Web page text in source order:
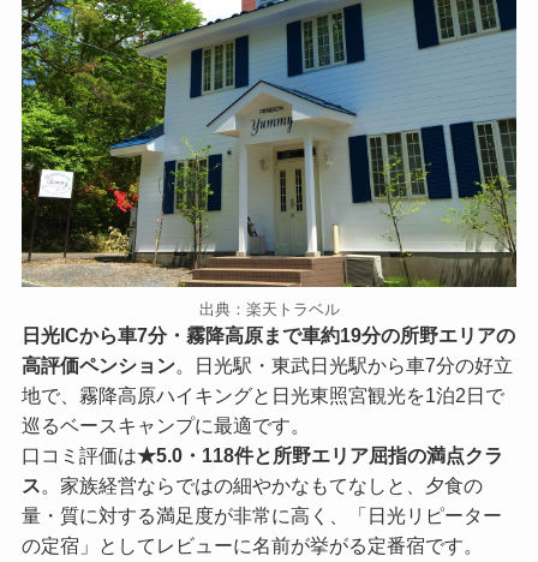
出典：楽天トラベル
日光ICから車7分・霧降高原まで車約19分の所野エリアの
高評価ペンション。日光駅・東武日光駅から車7分の好立
地で、霧降高原ハイキングと日光東照宮観光を1泊2日で
巡るベースキャンプに最適です。
口コミ評価は★5.0・118件と所野エリア屈指の満点クラ
ス
。家族経営ならではの細やかなもてなしと、夕食の
量・質に対する満足度が非常に高く、「日光リピーター
の定宿」としてレビューに名前が挙がる定番宿です。